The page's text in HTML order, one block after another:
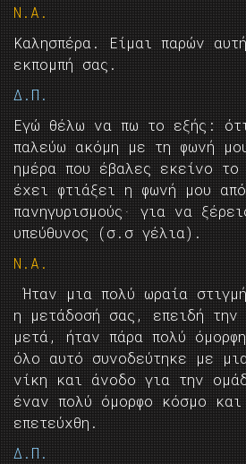
Ν.Α.
Καλησπέρα. Είμαι παρών
εκπομπή σας.
Δ.Π.
Εγώ θέλω να πω το εξής:
παλεύω ακόμη με τη φωνή
ημέρα που έβαλες εκείνο
έχει φτιάξει η φωνή μου
πανηγυρισμούς· για να
υπεύθυνος (σ.σ γέλια).
Ν.Α.
Ήταν μια πολύ ωραία
η μετάδοσή σας, επειδή την
μετά, ήταν πάρα πολύ
όλο αυτό συνοδεύτηκε με
νίκη και άνοδο για την
έναν πολύ όμορφο κόσμο
επετεύχθη.
Δ.Π.